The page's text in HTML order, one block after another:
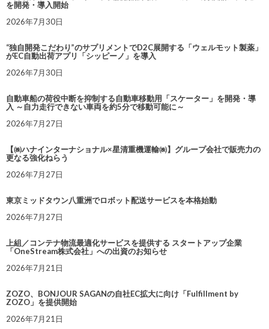
を開発・導入開始
2026年7月30日
“独自開発こだわり”のサプリメントでD2C展開する「ウェルモット製薬」
がEC自動出荷アプリ「シッピーノ」を導入
2026年7月30日
自動車船の荷役中断を抑制する自動車移動用「スケーター」を開発・導
入 ～自力走行できない車両を約5分で移動可能に～
2026年7月27日
【㈱ハナインターナショナル×星清重機運輸㈱】グループ会社で販売力の
更なる強化ねらう
2026年7月27日
東京ミッドタウン八重洲でロボット配送サービスを本格始動
2026年7月27日
上組／コンテナ物流最適化サービスを提供する スタートアップ企業
「OneStream株式会社」への出資のお知らせ
2026年7月21日
ZOZO、BONJOUR SAGANの自社EC拡大に向け「Fulfillment by
ZOZO」を提供開始
2026年7月21日